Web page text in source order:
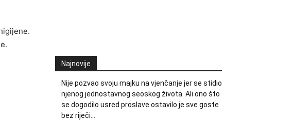
Najnovije
Nije pozvao svoju majku na vjenčanje jer se stidio
njenog jednostavnog seoskog života. Ali ono što
se dogodilo usred proslave ostavilo je sve goste
bez riječi…